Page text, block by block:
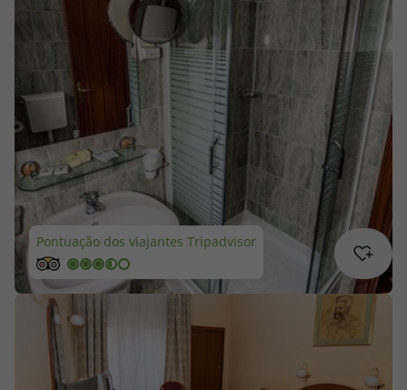
Cruzeiros
Promoções
Especialistas
Cheque Viagem
Rede de Lojas
Blog TopViagens
Área de Cliente
Pontuação dos viajantes Tripadvisor